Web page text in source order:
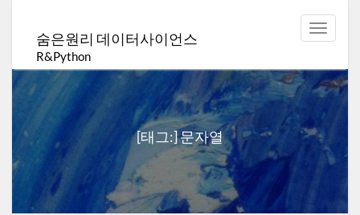
Toggle
숨은원리 데이터사이언스
R&Python
[태그:]문자열